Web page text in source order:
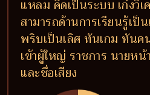
แหลม คิดเป็นระบบ เก่งวิ
สามารถด้านการเรียนรู้เป็
พริบเป็นเลิศ ทันเกม ทันค
เข้าผู้ใหญ่ ราชการ นายหน้
และชื่อเสียง